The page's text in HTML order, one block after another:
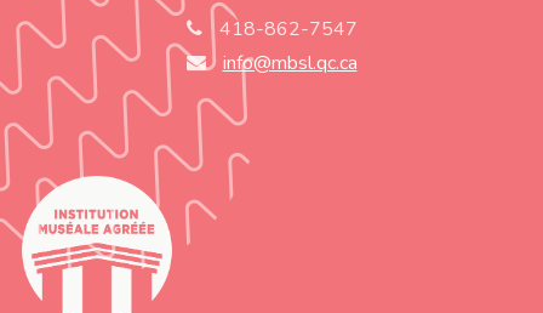
418-862-7547
info@mbsl.qc.ca